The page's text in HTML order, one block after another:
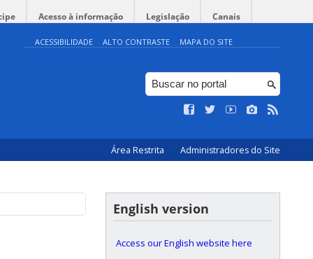
Acesso à informação Legislação Canais
ACESSIBILIDADE ALTO CONTRASTE MAPA DO SITE
Área Restrita Administradores do Site
English version
Access our English website here